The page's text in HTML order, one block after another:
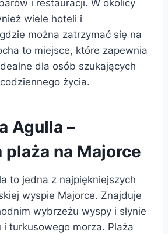
i restauracji. W okolicy
wiele hoteli i
można zatrzymać się na
to miejsce, które zapewnia
dla osób szukających
życia.
Agulla –
plaża na Majorce
to jedna z najpiękniejszych
wyspie Majorce. Znajduje
wybrzeżu wyspy i słynie
i turkusowego morza. Plaża